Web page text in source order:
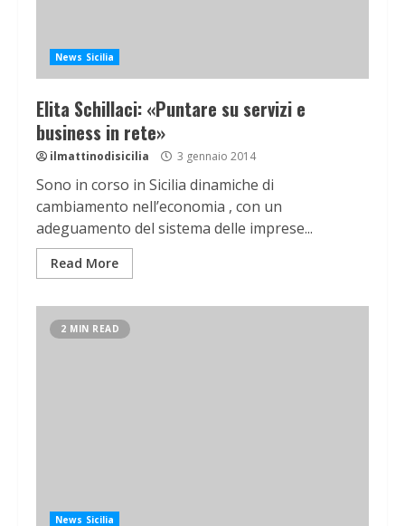
News Sicilia
Elita Schillaci: «Puntare su servizi e
business in rete»
ilmattinodisicilia 3 gennaio 2014
Sono in corso in Sicilia dinamiche di
cambiamento nell’economia , con un
adeguamento del sistema delle imprese...
Read More
2 MIN READ
News Sicilia